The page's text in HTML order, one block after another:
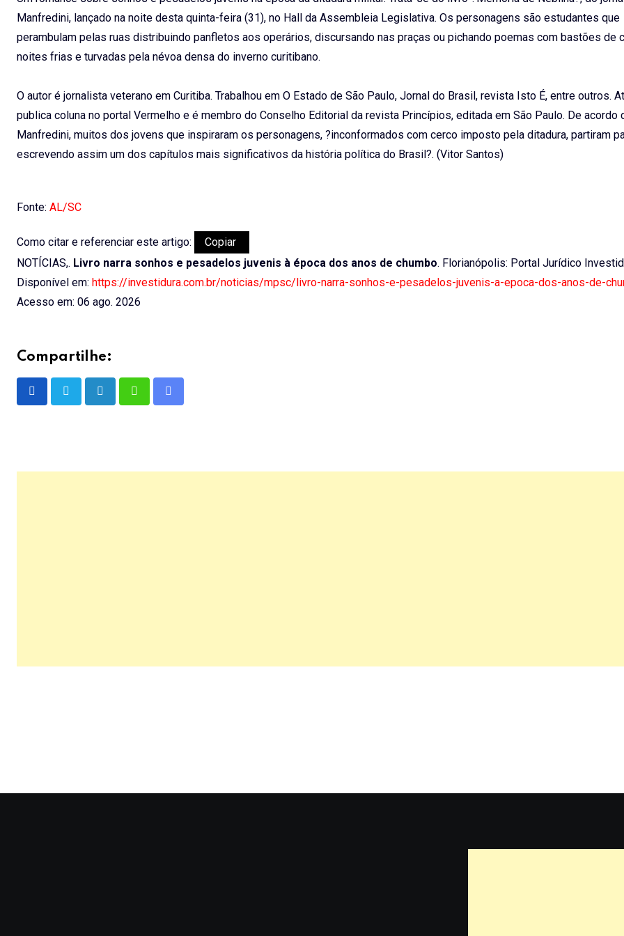
Manfredini, lançado na noite desta quinta-feira (31), no Hall da Assembleia Legislativa. Os personagens são estudantes que
perambulam pelas ruas distribuindo panfletos aos operários, discursando nas praças ou pichando poemas com bastões de
noites frias e turvadas pela névoa densa do inverno curitibano.
O autor é jornalista veterano em Curitiba. Trabalhou em O Estado de São Paulo, Jornal do Brasil, revista Isto É, entre outros.
publica coluna no portal Vermelho e é membro do Conselho Editorial da revista Princípios, editada em São Paulo. De acordo
Manfredini, muitos dos jovens que inspiraram os personagens, ?inconformados com cerco imposto pela ditadura, partiram
escrevendo assim um dos capítulos mais significativos da história política do Brasil?. (Vitor Santos)
Fonte: AL/SC
Como citar e referenciar este artigo:
Copiar
NOTÍCIAS,. Livro narra sonhos e pesadelos juvenis à época dos anos de chumbo. Florianópolis: Portal Jurídico
Disponível em: https://investidura.com.br/noticias/mpsc/livro-narra-sonhos-e-pesadelos-juvenis-a-epoca-dos-anos-de-
Acesso em: 06 ago. 2026
Compartilhe:
LinkedInWhatsappShare